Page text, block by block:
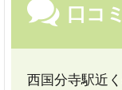
口コミ
西国分寺駅近